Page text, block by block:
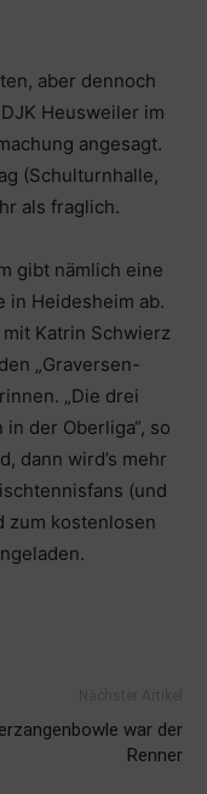
aber dennoch
Heusweiler im
angesagt.
(Schulturnhalle,
als fraglich.
gibt nämlich eine
in Heidesheim ab.
Katrin Schwierz
„Graversen-
„Die drei
der Oberliga“, so
dann wird’s mehr
(und
zum kostenlosen
war der
Renner